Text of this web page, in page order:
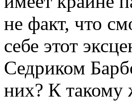
не факт, что
себе этот
Седриком
них? К такому